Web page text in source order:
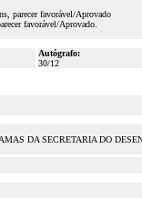
parecer favorável/Aprovado
favorável/Aprovado.
Autógrafo:
30/12
DA SECRETARIA DO